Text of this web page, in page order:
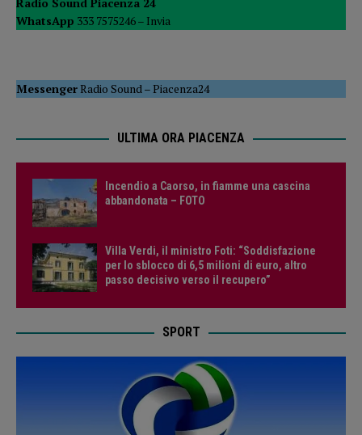
WhatsApp 333 7575246 – Invia
MessengerRadio Sound –Piacenza24
ULTIMA ORA PIACENZA
Incendio a Caorso, in fiamme una cascina
abbandonata – FOTO
Villa Verdi, il ministro Foti: “Soddisfazione
per lo sblocco di 6,5 milioni di euro, altro
passo decisivo verso il recupero”
SPORT